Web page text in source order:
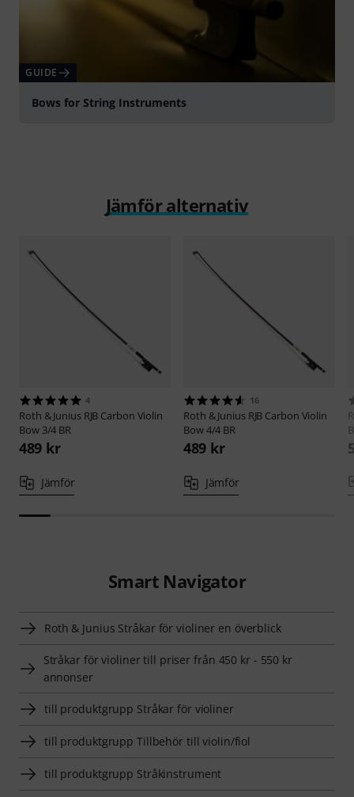
GUIDE
Bows for String Instruments
Jämför alternativ
4
Roth & Junius RJB Carbon Violin
Bow 3/4 BR
489 kr
Jämför
16
Roth & Junius RJB Carbon Violin
Bow 4/4 BR
489 kr
Jämför
Smart Navigator
Roth & Junius Stråkar för violiner en överblick
Stråkar för violiner till priser från 450 kr - 550 kr
annonser
till produktgrupp Stråkar för violiner
till produktgrupp Tillbehör till violin/fiol
till produktgrupp Stråkinstrument